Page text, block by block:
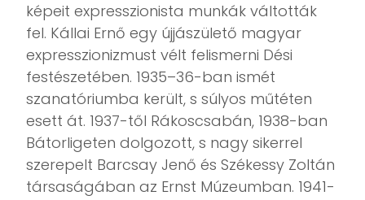
képeit expresszionista munkák váltották
fel. Kállai Ernő egy újjászülető magyar
expresszionizmust vélt felismerni Dési
festészetében. 1935–36-ban ismét
szanatóriumba került, s súlyos műtéten
esett át. 1937-től Rákoscsabán, 1938-ban
Bátorligeten dolgozott, s nagy sikerrel
szerepelt Barcsay Jenő és Székessy Zoltán
társaságában az Ernst Múzeumban. 1941-